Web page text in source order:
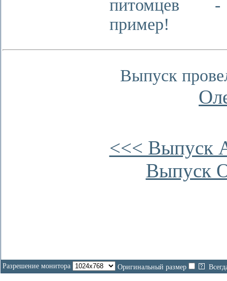
питомцев
пример!
Выпуск
<<< Выпуск
Выпуск
Разрешение монитора Оригинальный размер